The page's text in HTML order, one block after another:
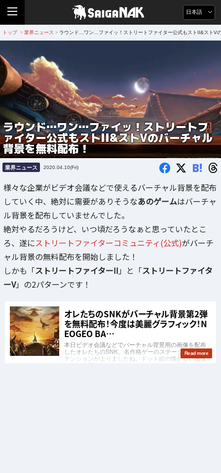
日本語
トップ > 業界ニュース > ラウンド…ワン…ファイッ！ストリートファイター公式もストII&ストV
ラウンド…ワン…ファイッ！ストリートフ
ァイター公式もストII&ストVのバーチャル
背景を無料配布！
業界ニュース 2020.04.10(Fri) B!
様々な企業がビデオ会議などで使えるバーチャル背景を配布
していく中、絶対に需要がありそうなあのゲームはバーチャ
ル背景を配布していませんでした。
絶対やるだろうけど、いつ頃だろうなぁと思っていたとこ
ろ、遂にストリートファイターコミュニティ(公式)がバーチ
ャル背景の無料配布を開始しました！
しかも「ストリートファイターII 」と「ストリートファイタ
ーV」の2パターンです！